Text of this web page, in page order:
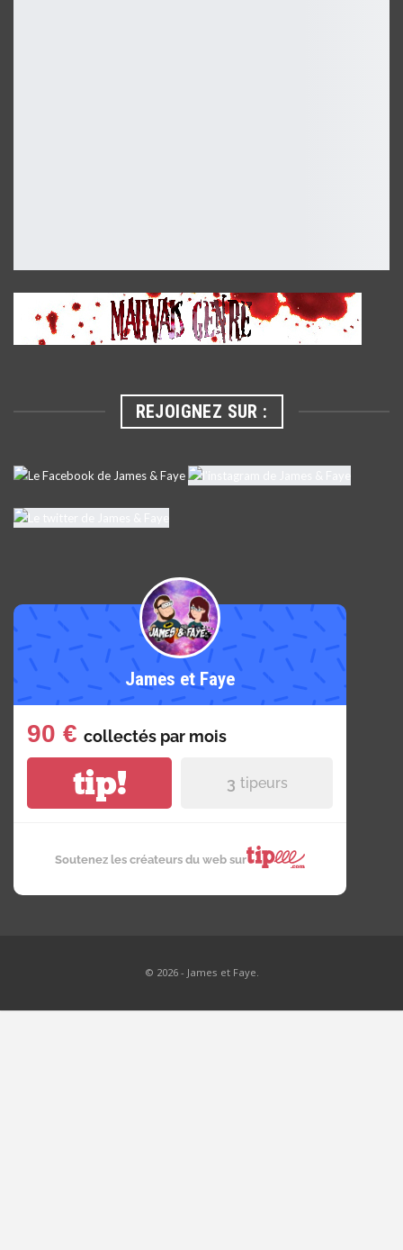
REJOIGNEZ SUR :
James et Faye
90 € collectés par mois
tip! 3 tipeurs
Soutenez les créateurs du web sur
© 2026 - James et Faye.